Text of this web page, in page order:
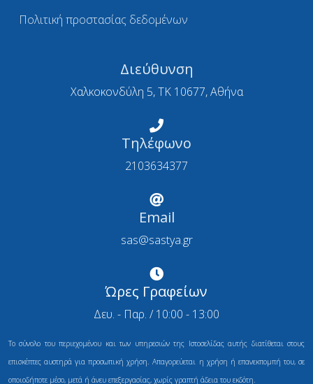
Πολιτική προστασίας δεδομένων
Διεύθυνση
Χαλκοκονδύλη 5, ΤΚ 10677, Αθήνα
Τηλέφωνο
2103634377
Email
sas@sastya.gr
Ώρες Γραφείων
Δευ. - Παρ. / 10:00 - 13:00
Το σύνολο του περιεχομένου και των υπηρεσιών της Ιστοσελίδας αυτής διατίθεται στους
επισκέπτες αυστηρά για προσωπική χρήση. Απαγορεύεται η χρήση ή επανεκπομπή του, σε
οποιοδήποτε μέσο, μετά ή άνευ επεξεργασίας, χωρίς γραπτή άδεια του εκδότη.